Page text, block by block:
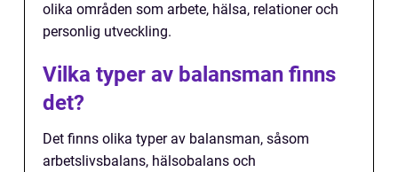
olika områden som arbete, hälsa, relationer och
personlig utveckling.
Vilka typer av balansman finns
det?
Det finns olika typer av balansman, såsom
arbetslivsbalans, hälsobalans och